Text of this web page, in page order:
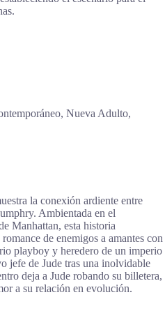
Nueva Adulto,
la conexión ardiente entre
Ambientada en el
Manhattan, esta historia
de enemigos a amantes con
playboy y heredero de un imperio
jefe de Jude tras una inolvidable
deja a Jude robando su billetera,
a su relación en evolución.